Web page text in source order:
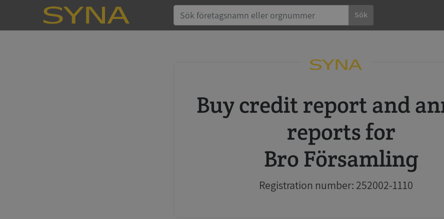
Sök
Buy credit report and annual
reports for
Bro Församling
Registration number: 252002-1110